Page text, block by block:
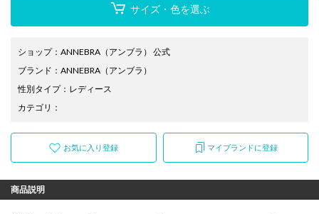
サイズ・色を選ぶ
ショップ： ANNEBRA（アンブラ） 公式
ブランド ： ANNEBRA （アンブラ）
性別タイプ： レディース
カテゴリ ：
お気に入り登録 マイブランドに登録
商品説明